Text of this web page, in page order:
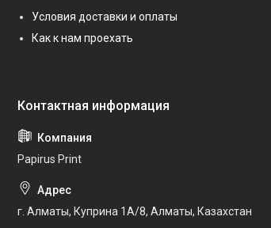
Условия доставки и оплаты
Как к нам проехать
Papirus Print
г. Алматы, Куприна 1А/8, Алматы, Казахстан